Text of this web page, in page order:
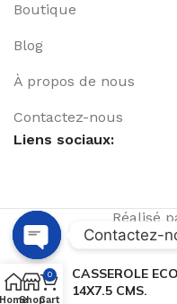
Boutique
Blog
À propos de nous
Contactez-nous
Liens sociaux:
Réalisé
CASSEROLE
14X7.5 CMS.
HomeShop
0
Cart
Contactez-
Open
chaty